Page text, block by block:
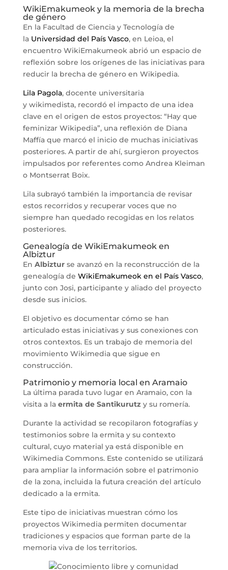
WikiEmakumeok y la memoria de la brecha
de género
En la Facultad de Ciencia y Tecnología de
la Universidad del País Vasco, en Leioa, el
encuentro WikiEmakumeok abrió un espacio de
reflexión sobre los orígenes de las iniciativas para
reducir la brecha de género en Wikipedia.
Lila Pagola, docente universitaria
y wikimedista, recordó el impacto de una idea
clave en el origen de estos proyectos: “Hay que
feminizar Wikipedia”, una reflexión de Diana
Maffía que marcó el inicio de muchas iniciativas
posteriores. A partir de ahí, surgieron proyectos
impulsados por referentes como Andrea Kleiman
o Montserrat Boix.
Lila subrayó también la importancia de revisar
estos recorridos y recuperar voces que no
siempre han quedado recogidas en los relatos
posteriores.
Genealogía de WikiEmakumeok en
Albiztur
En Albizturse avanzó en la reconstrucción de la
genealogía de WikiEmakumeok en el País Vasco,
junto con Josi, participante y aliado del proyecto
desde sus inicios.
El objetivo es documentar cómo se han
articulado estas iniciativas y sus conexiones con
otros contextos. Es un trabajo de memoria del
movimiento Wikimedia que sigue en
construcción.
Patrimonio y memoria local en Aramaio
La última parada tuvo lugar en Aramaio, con la
visita a la ermita de Santikurutzy su romería.
Durante la actividad se recopilaron fotografías y
testimonios sobre la ermita y su contexto
cultural, cuyo material ya está disponible en
Wikimedia Commons. Este contenido se utilizará
para ampliar la información sobre el patrimonio
de la zona, incluida la futura creación del artículo
dedicado a la ermita.
Este tipo de iniciativas muestran cómo los
proyectos Wikimedia permiten documentar
tradiciones y espacios que forman parte de la
memoria viva de los territorios.